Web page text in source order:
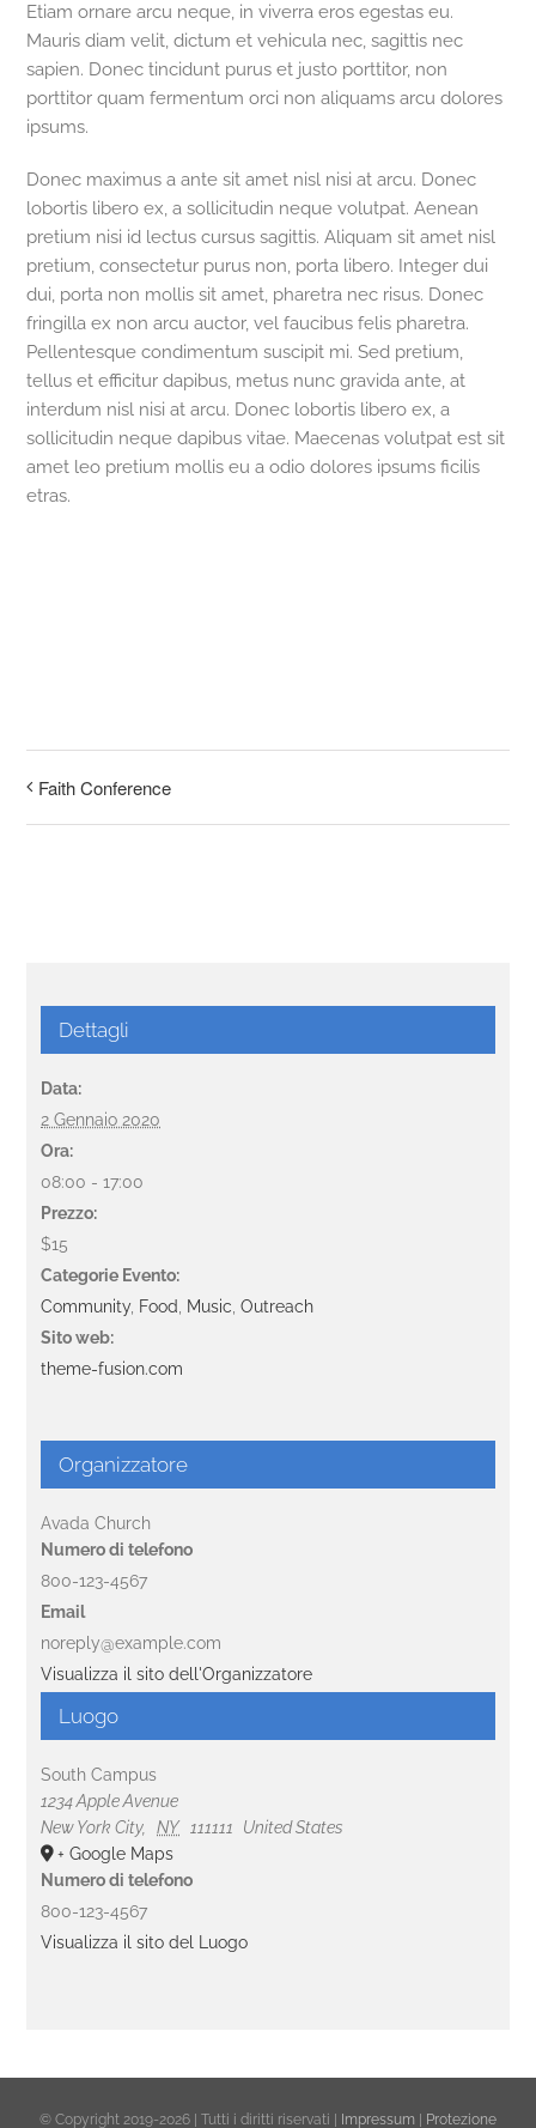
Etiam ornare arcu neque, in viverra eros egestas eu.
Mauris diam velit, dictum et vehicula nec, sagittis nec
sapien. Donec tincidunt purus et justo porttitor, non
porttitor quam fermentum orci non aliquams arcu dolores
ipsums.
Donec maximus a ante sit amet nisl nisi at arcu. Donec
lobortis libero ex, a sollicitudin neque volutpat. Aenean
pretium nisi id lectus cursus sagittis. Aliquam sit amet nisl
pretium, consectetur purus non, porta libero. Integer dui
dui, porta non mollis sit amet, pharetra nec risus. Donec
fringilla ex non arcu auctor, vel faucibus felis pharetra.
Pellentesque condimentum suscipit mi. Sed pretium,
tellus et efficitur dapibus, metus nunc gravida ante, at
interdum nisl nisi at arcu. Donec lobortis libero ex, a
sollicitudin neque dapibus vitae. Maecenas volutpat est sit
amet leo pretium mollis eu a odio dolores ipsums ficilis
etras.
Faith Conference
Dettagli
Data:
2 Gennaio 2020
Ora:
08:00 - 17:00
Prezzo:
$15
Categorie Evento:
Community, Food, Music,Outreach
Sito web:
theme-fusion.com
Luogo
South Campus
1234 Apple Avenue
New York City, NY 111111
United States
+ Google Maps
Numero di telefono
800-123-4567
Visualizza il sito del Luogo
Organizzatore
Avada Church
Numero di telefono
800-123-4567
Email
noreply@example.com
Visualizza il sito dell'Organizzatore
© Copyright 2019-2026 | Tutti i diritti riservati | Impressum | Protezione